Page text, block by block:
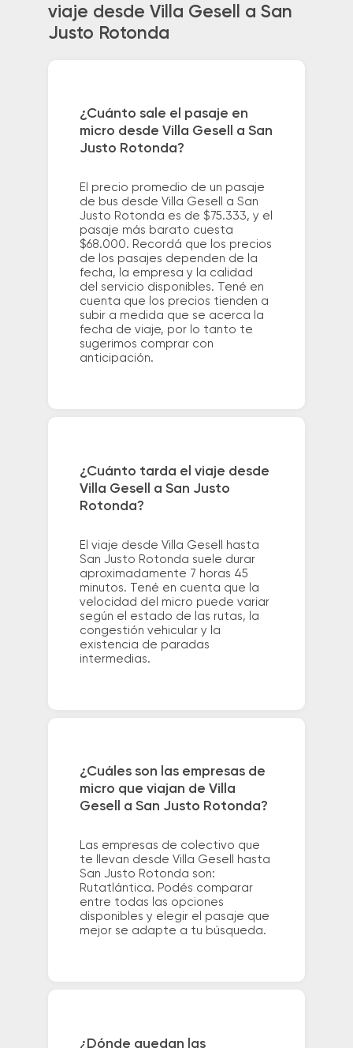
viaje desde Villa Gesell a San
Justo Rotonda
¿Cuánto sale el pasaje en
micro desde Villa Gesell a San
Justo Rotonda?
El precio promedio de un pasaje
de bus desde Villa Gesell a San
Justo Rotonda es de $75.333, y el
pasaje más barato cuesta
$68.000. Recordá que los precios
de los pasajes dependen de la
fecha, la empresa y la calidad
del servicio disponibles. Tené en
cuenta que los precios tienden a
subir a medida que se acerca la
fecha de viaje, por lo tanto te
sugerimos comprar con
anticipación.
¿Cuánto tarda el viaje desde
Villa Gesell a San Justo
Rotonda?
El viaje desde Villa Gesell hasta
San Justo Rotonda suele durar
aproximadamente 7 horas 45
minutos. Tené en cuenta que la
velocidad del micro puede variar
según el estado de las rutas, la
congestión vehicular y la
existencia de paradas
intermedias.
¿Cuáles son las empresas de
micro que viajan de Villa
Gesell a San Justo Rotonda?
Las empresas de colectivo que
te llevan desde Villa Gesell hasta
San Justo Rotonda son:
Rutatlántica. Podés comparar
entre todas las opciones
disponibles y elegir el pasaje que
mejor se adapte a tu búsqueda.
¿Dónde quedan las